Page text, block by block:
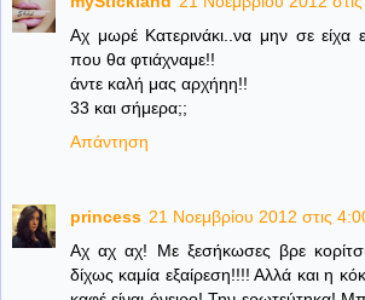
Αχ μωρέ Κατερινάκι..να μην σε είχα
που θα φτιάχναμε!!
άντε καλή μας αρχήηη!!
33 και σήμερα;;
Απάντηση
princess 21 Νοεμβρίου 2012 στις
Αχ αχ αχ! Με ξεσήκωσες βρε
δίχως καμία εξαίρεση!!!! Αλλά και η